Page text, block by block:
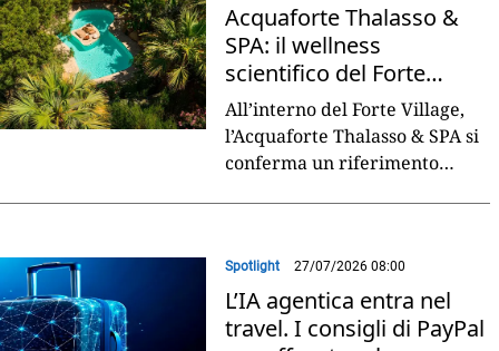
Acquaforte Thalasso &
SPA: il wellness
scientifico del Forte
Village Resort
All’interno del Forte Village,
l’Acquaforte Thalasso & SPA si
conferma un riferimento
Spotlight 27/07/2026 08:00
L’IA agentica entra nel
travel. I consigli di PayPal